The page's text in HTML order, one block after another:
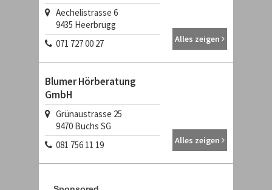
Aechelistrasse 6
9435 Heerbrugg
071 727 00 27
Alles zeigen
Blumer Hörberatung
GmbH
Grünaustrasse 25
9470 Buchs SG
081 756 11 19
Alles zeigen